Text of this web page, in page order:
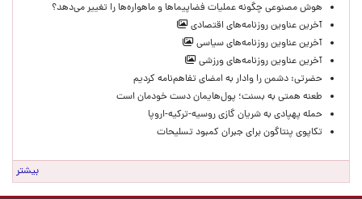
هوش مصنوعی چگونه عملیات فضاپیماها و ماهواره‌ها را تغییر می‌دهد؟
آخرین عناوین روزنامه‌های اقتصادی
آخرین عناوین روزنامه‌های سیاسی
آخرین عناوین روزنامه‌های ورزشی
حضرتی: دشمن را وادار به امضای تفاهم‌نامه کردیم
طعنه همتی به بسنت؛ پول‌هایمان دست خودمان است
حمله پهپادی به شریان گازی روسیه-ترکیه-اروپا
تکاپوی پنتاگون برای جبران کمبود تسلیحات
بیشتر